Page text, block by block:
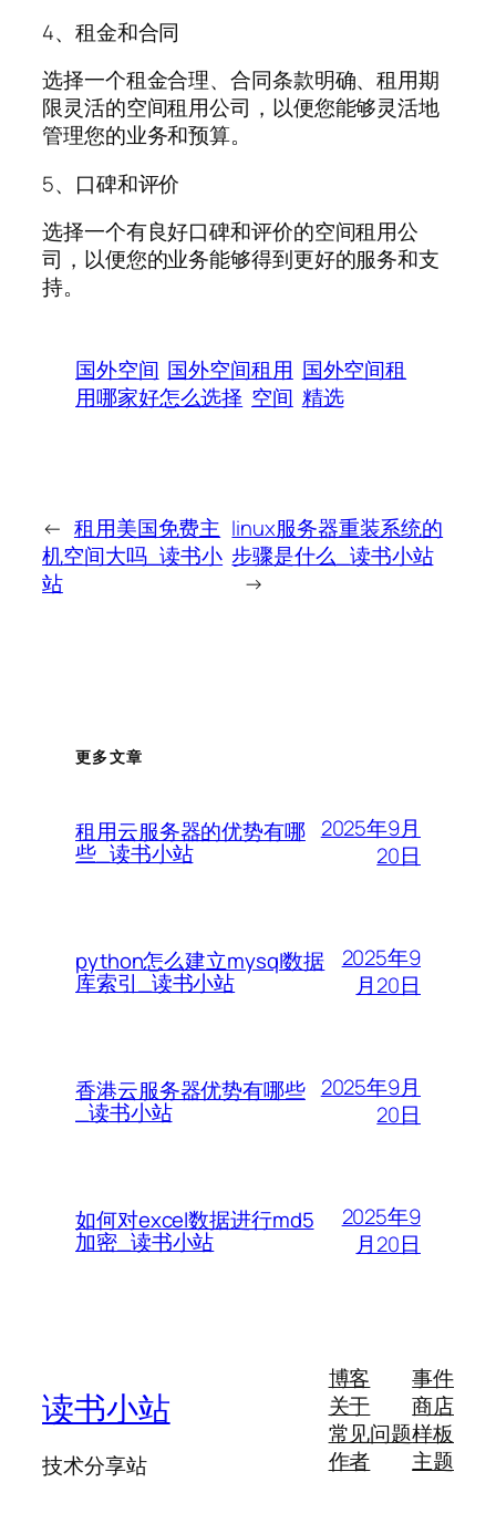
4、租金和合同
选择一个租金合理、合同条款明确、租用期
限灵活的空间租用公司，以便您能够灵活地
管理您的业务和预算。
5、口碑和评价
选择一个有良好口碑和评价的空间租用公
司，以便您的业务能够得到更好的服务和支
持。
国外空间 国外空间租用 国外空间租
用哪家好怎么选择 空间 精选
← 租用美国免费主
机空间大吗_读书小
站
linux服务器重装系统的
步骤是什么_读书小站
→
更多文章
租用云服务器的优势有哪
些_读书小站
2025年9月
20日
python怎么建立mysql数据
库索引_读书小站
2025年9
月20日
香港云服务器优势有哪些
_读书小站
2025年9月
20日
如何对excel数据进行md5
加密_读书小站
2025年9
月20日
读书小站
技术分享站
博客
关于
常见问题
作者
事件
商店
样板
主题